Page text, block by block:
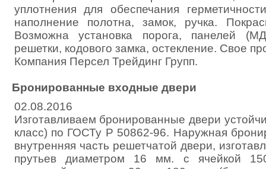
уплотнения для обеспечания
наполнение полотна, замок, ручка.
Возможна установка порога, панелей
решетки, кодового замка, остекление. Свое
Компания Персел Трейдинг Групп.
Бронированные входные двери
02.08.2016
Изготавливаем бронированные двери
класс) по ГОСТу Р 50862-96. Наружная
внутренняя часть решетчатой двери,
прутьев диаметром 16 мм. с ячейкой